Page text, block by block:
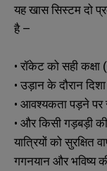
यह खास सिस्टम दो
है –
• रॉकेट को सही कक्षा
• उड़ान के दौरान
• आवश्यकता पड़ने पर
• और किसी गड़बड़ी
यात्रियों को सुरक्षित
गगनयान और भविष्य